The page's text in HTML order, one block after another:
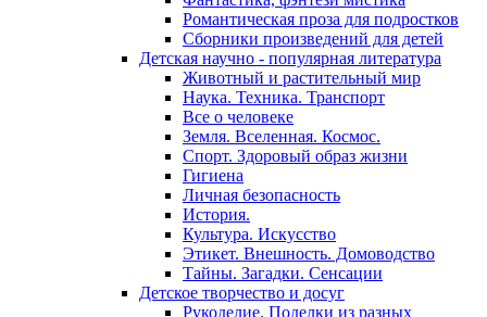
Романтическая проза для подростков
Сборники произведений для детей
Детская научно - популярная литература
Животный и растительный мир
Наука. Техника. Транспорт
Все о человеке
Земля. Вселенная. Космос.
Спорт. Здоровый образ жизни
Гигиена
Личная безопасность
История.
Культура. Искусство
Этикет. Внешность. Домоводство
Тайны. Загадки. Сенсации
Детское творчество и досуг
Рукоделие. Поделки из разных